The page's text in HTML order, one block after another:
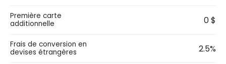
Première carte
additionnelle
0 $
Frais de conversion en
devises étrangères
2.5%